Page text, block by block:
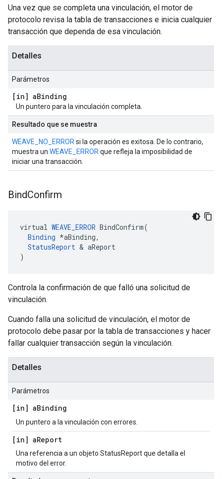
Una vez que se completa una vinculación, el motor de
protocolo revisa la tabla de transacciones e inicia cualquier
transacción que dependa de esa vinculación.
Detalles
Parámetros
[in] aBinding
Un puntero para la vinculación completa.
Resultado que se muestra
WEAVE_NO_ERROR si la operación es exitosa. De lo contrario,
muestra un WEAVE_ERROR que refleja la imposibilidad de
iniciar una transacción.
BindConfirm
virtual WEAVE_ERROR BindConfirm(
Binding *aBinding,
StatusReport & aReport
)
Controla la confirmación de que falló una solicitud de
vinculación.
Cuando falla una solicitud de vinculación, el motor de
protocolo debe pasar por la tabla de transacciones y hacer
fallar cualquier transacción según la vinculación.
Detalles
Parámetros
[in] aBinding
Un puntero a la vinculación con errores.
[in] aReport
Una referencia a un objeto StatusReport que detalla el
motivo del error.